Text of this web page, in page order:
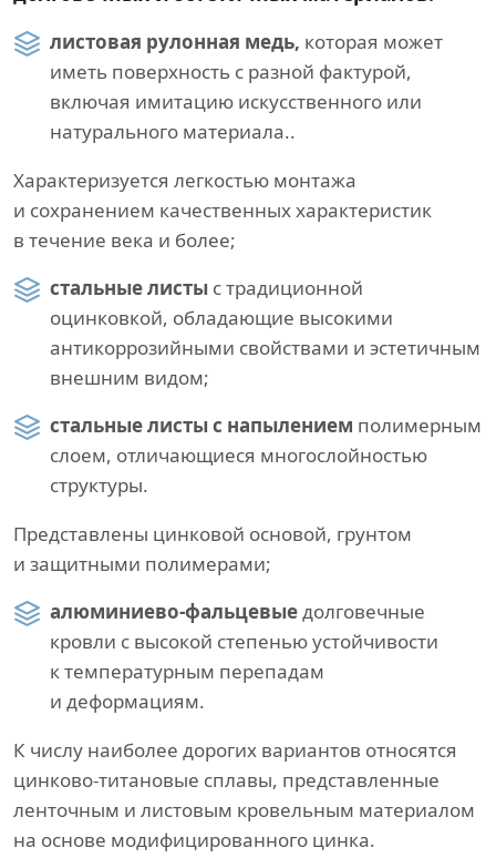
листовая рулонная медь, которая может
иметь поверхность с разной фактурой,
включая имитацию искусственного или
натурального материала..
Характеризуется легкостью монтажа
и сохранением качественных характеристик
в течение века и более;
стальные листы с традиционной
оцинковкой, обладающие высокими
антикоррозийными свойствами и эстетичным
внешним видом;
стальные листы с напылением полимерным
слоем, отличающиеся многослойностью
структуры.
Представлены цинковой основой, грунтом
и защитными полимерами;
алюминиево-фальцевыедолговечные
кровли с высокой степенью устойчивости
к температурным перепадам
и деформациям.
К числу наиболее дорогих вариантов относятся
цинково-титановые сплавы, представленные
ленточным и листовым кровельным материалом
на основе модифицированного цинка.